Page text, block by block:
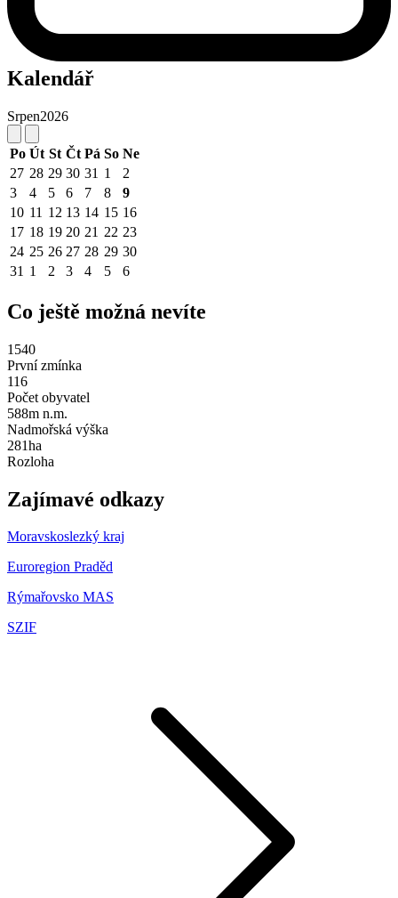
Kalendář
Srpen2026
Po Út St Čt Pá So Ne
27 28 29 30 31 1
2
3
4 5 6 7 8
9
10 11 12 13 14 15 16
17 18 19 20 21 22 23
24 25 26 27 28 29 30
31 1 2 3 4 5 6
Co ještě možná nevíte
1540
První zmínka
116
Počet obyvatel
588m n.m.
Nadmořská výška
281ha
Rozloha
Zajímavé odkazy
Moravskoslezký kraj
Euroregion Praděd
Rýmařovsko MAS
SZIF